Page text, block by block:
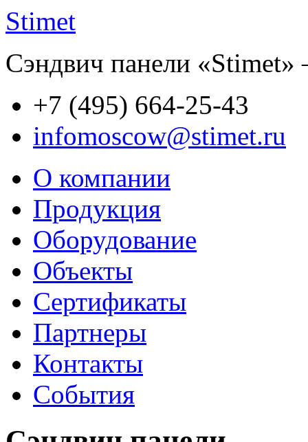
Stimet
Сэндвич панели
+7 (495) 664-25-43
infomoscow@stimet.ru
О компании
Продукция
Оборудование
Объекты
Сертификаты
Партнеры
Контакты
События